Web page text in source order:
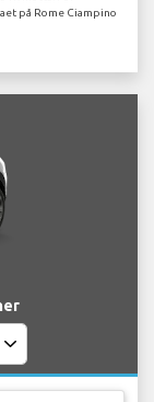
på Rome Ciampino